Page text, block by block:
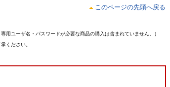
このページの先頭へ戻る
ユーザ名・パスワードが必要な商品の購入は含まれていません。）
ください。